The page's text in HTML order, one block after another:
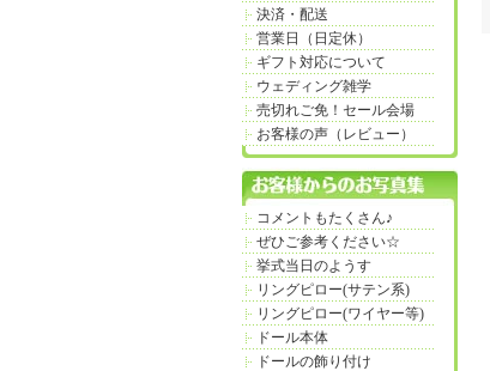
決済・配送
営業日（日定休）
ギフト対応について
ウェディング雑学
売切れご免！セール会場
お客様の声（レビュー）
コメントもたくさん♪
ぜひご参考ください☆
挙式当日のようす
リングピロー(サテン系)
リングピロー(ワイヤー等)
ドール本体
ドールの飾り付け